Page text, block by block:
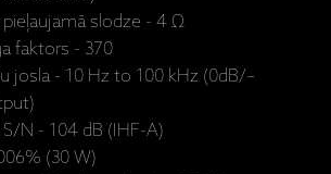
pieļaujamā slodze - 4 Ω
faktors - 370
josla - 10 Hz to 100 kHz (0dB/–
N - 104 dB (IHF-A)
(30 W)